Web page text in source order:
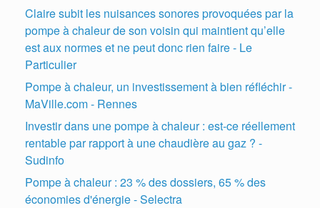
Claire subit les nuisances sonores provoquées par la
pompe à chaleur de son voisin qui maintient qu’elle
est aux normes et ne peut donc rien faire - Le
Particulier
Pompe à chaleur, un investissement à bien réfléchir -
MaVille.com - Rennes
Investir dans une pompe à chaleur : est-ce réellement
rentable par rapport à une chaudière au gaz ? -
Sudinfo
Pompe à chaleur : 23 % des dossiers, 65 % des
économies d'énergie - Selectra